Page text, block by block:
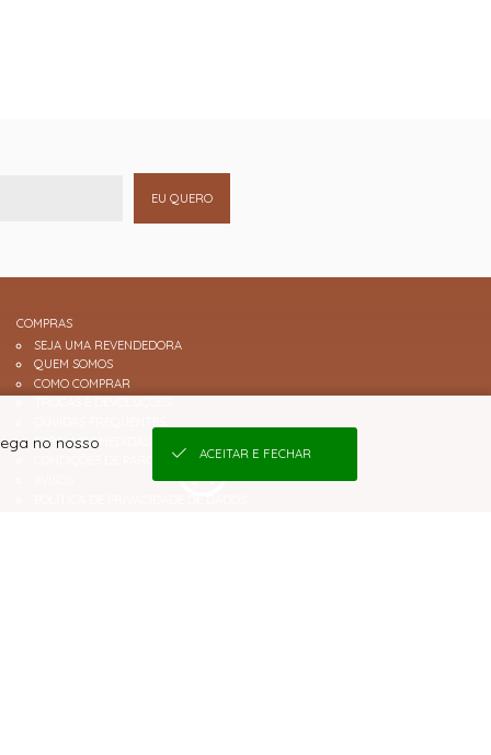
EU QUERO
COMPRAS
SEJA UMA REVENDEDORA
QUEM SOMOS
COMO COMPRAR
TABELA DE MEDIDAS
CONDIÇÕES DE PARCELAMENTO
no nosso
ACEITAR E FECHAR